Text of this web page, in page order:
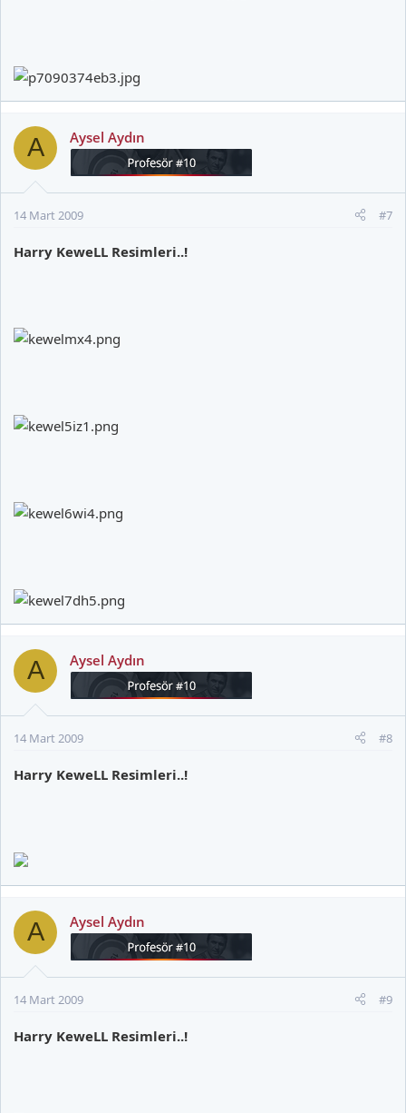
A Aysel Aydın
14 Mart 2009 #7
Harry KeweLL Resimleri..!
A Aysel Aydın
14 Mart 2009 #8
Harry KeweLL Resimleri..!
A Aysel Aydın
14 Mart 2009 #9
Harry KeweLL Resimleri..!